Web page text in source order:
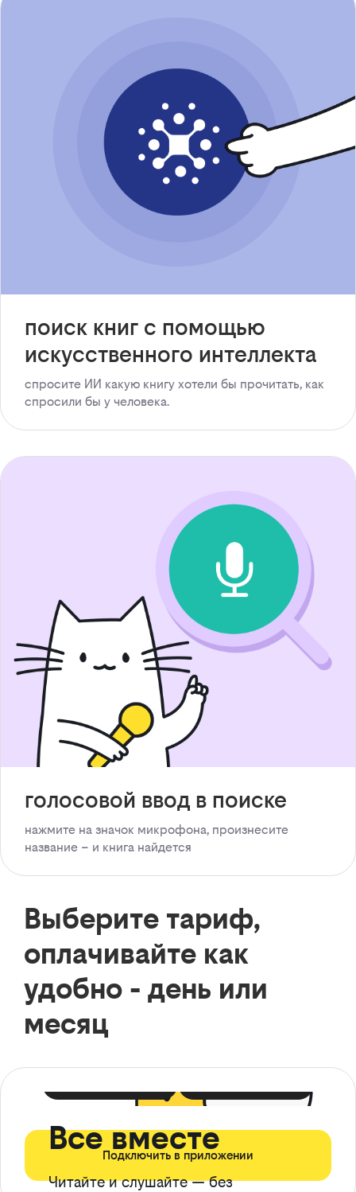
поиск книг с помощью
искусственного интеллекта
спросите ИИ какую книгу хотели бы прочитать, как
спросили бы у человека.
голосовой ввод в поиске
нажмите на значок микрофона, произнесите
название – и книга найдется
Выберите тариф,
оплачивайте как
удобно - день или
месяц
Все вместе
Читайте и слушайте — без
Подключить в приложении